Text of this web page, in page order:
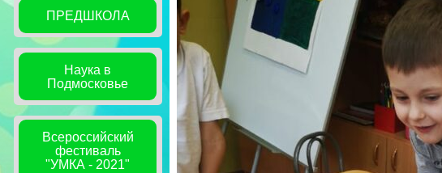
ПРЕДШКОЛА
Наука в
Подмосковье
Всероссийский
фестиваль
"УМКА - 2021"